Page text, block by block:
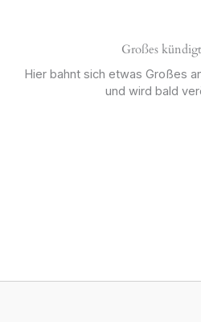
Großes
Hier bahnt sich etwas Großes
und wird bald